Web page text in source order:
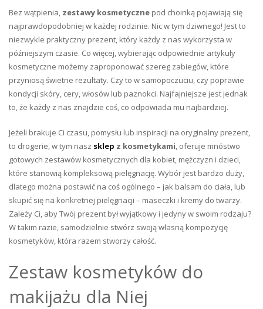
Bez wątpienia, zestawy kosmetyczne pod choinką pojawiają się
najprawdopodobniej w każdej rodzinie. Nic w tym dziwnego! Jest to
niezwykle praktyczny prezent, który każdy z nas wykorzysta w
późniejszym czasie. Co więcej, wybierając odpowiednie artykuły
kosmetyczne możemy zaproponować szereg zabiegów, które
przyniosą świetne rezultaty. Czy to w samopoczuciu, czy poprawie
kondycji skóry, cery, włosów lub paznokci. Najfajniejsze jest jednak
to, że każdy z nas znajdzie coś, co odpowiada mu najbardziej.
Jeżeli brakuje Ci czasu, pomysłu lub inspiracji na oryginalny prezent,
to drogerie, w tym nasz sklep z kosmetykami, oferuje mnóstwo
gotowych zestawów kosmetycznych dla kobiet, mężczyzn i dzieci,
które stanowią kompleksową pielęgnację. Wybór jest bardzo duży,
dlatego można postawić na coś ogólnego – jak balsam do ciała, lub
skupić się na konkretnej pielęgnacji – maseczki i kremy do twarzy.
Zależy Ci, aby Twój prezent był wyjątkowy i jedyny w swoim rodzaju?
W takim razie, samodzielnie stwórz swoją własną kompozycję
kosmetyków, która razem stworzy całość.
Zestaw kosmetyków do
makijażu dla Niej